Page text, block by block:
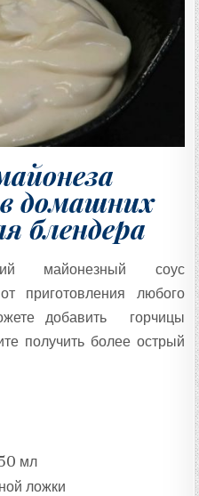
домашних
блендера
майонезный соус
приготовления любого
добавить горчицы
получить более острый
мл
ложки